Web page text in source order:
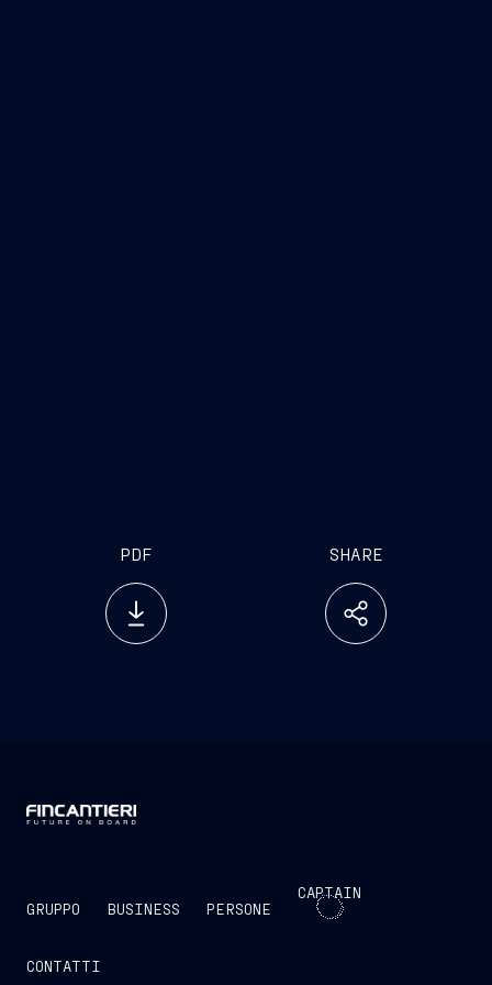
PDF SHARE
GRUPPO BUSINESS PERSONE
CAPTAIN
CONTATTI